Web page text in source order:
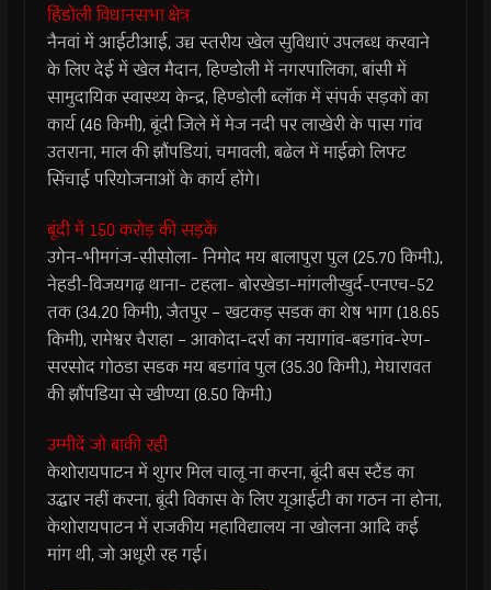
हिंडोली विधानसभा क्षेत्र
नैनवां में आईटीआई, उच्च स्तरीय खेल सुविधाएं उपलब्ध करवाने
के लिए देई में खेल मैदान, हिण्डोली में नगरपालिका, बांसी में
सामुदायिक स्वास्थ्य केन्द्र, हिण्डोली ब्लॉक में संपर्क सड़कों का
कार्य (46 किमी), बूंदी जिले में मेज नदी पर लाखेरी के पास गांव
उतराना, माल की झौंपडियां, चमावली, बढेल में माईक्रो लिफ्ट
सिंचाई परियोजनाओं के कार्य होंगे।
बूंदी में 150 करोड़ की सड़कें
उगेन-भीमगंज-सीसोला- निमोद मय बालापुरा पुल (25.70 किमी.),
नेहडी-विजयगढ़ थाना- टहला- बोरखेडा-मांगलीखुर्द-एनएच-52
तक (34.20 किमी), जैतपुर – खटकड़ सडक का शेष भाग (18.65
किमी), रामेश्वर चैराहा – आकोदा-दर्रा का नयागांव-बडगांव-रेण-
सरसोद गोठडा सडक मय बडगांव पुल (35.30 किमी.), मेघारावत
की झौंपडिया से खीण्या (8.50 किमी.)
उम्मीदें जो बाकी रही
केशोरायपाटन में शुगर मिल चालू ना करना, बूंदी बस स्टैंड का
उद्धार नहीं करना, बूंदी विकास के लिए यूआईटी का गठन ना होना,
केशोरायपाटन में राजकीय महाविद्यालय ना खोलना आदि कई
मांग थी, जो अधूरी रह गई।